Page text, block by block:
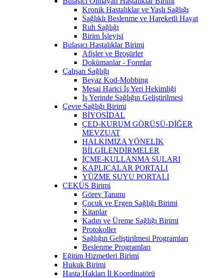
Kronik Hastalıklar ve Yaşlı Sağlığı
Sağlıklı Beslenme ve Hareketli Hayat
Ruh Sağlığı
Birim İşleyişi
Bulaşıcı Hastalıklar Birimi
Afişler ve Broşürler
Dokümanlar - Formlar
Çalışan Sağlığı
Beyaz Kod-Mobbing
Mesai Harici İş Yeri Hekimliği
İş Yerinde Sağlığın Geliştirilmesi
Çevre Sağlığı Birimi
BİYOSİDAL
ÇED-KURUM GÖRÜŞÜ-DİĞER
MEVZUAT
HALKIMIZA YÖNELİK
BİLGİLENDİRMELER
İÇME-KULLANMA SULARI
KAPLICALAR PORTALI
YÜZME SUYU PORTALI
ÇEKÜS Birimi
Görev Tanımı
Çocuk ve Ergen Sağlığı Birimi
Kitaplar
Kadın ve Üreme Sağlığı Birimi
Protokoller
Sağlığın Geliştirilmesi Programları
Beslenme Programları
Eğitim Hizmetleri Birimi
Hukuk Birimi
Hasta Hakları İl Koordinatörü